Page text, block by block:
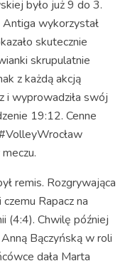
było już 9 do 3.
wykorzystał
skutecznie
skrupulatnie
z każdą akcją
i wyprowadziła swój
19:12. Cenne
remis. Rozgrywająca
Rapacz na
(4:4). Chwilę później
Bączyńską w roli
dała Marta